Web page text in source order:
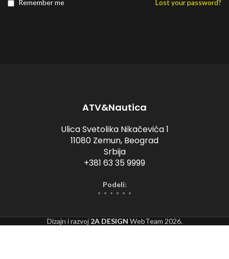
Lost your password?
Remember me
ATV&Nautica
Ulica Svetolika Nikačevića 1
11080 Zemun, Beograd
Srbija
+381 63 35 9999
Podeli:
Dizajn i razvoj2A DESIGN WebTeam 2026.